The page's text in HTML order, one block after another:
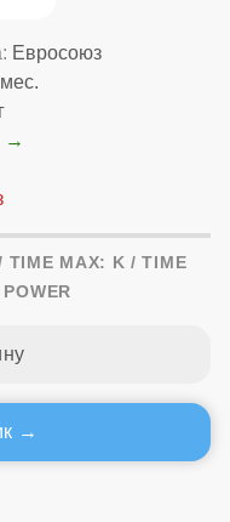
Евросоюз
TIME MAX: K / TIME